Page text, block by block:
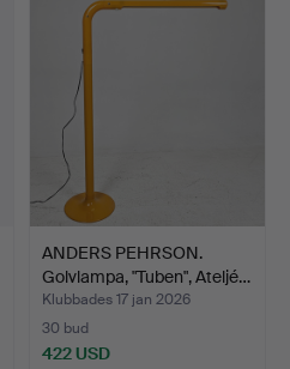
ANDERS PEHRSON.
Golvlampa, "Tuben", Ateljé…
Klubbades 17 jan 2026
30 bud
422 USD